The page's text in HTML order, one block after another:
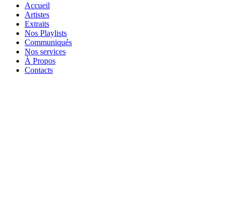
Accueil
Artistes
Extraits
Nos Playlists
Communiqués
Nos services
À Propos
Contacts